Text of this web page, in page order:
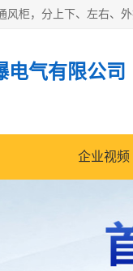
电气有限公司
企业视频